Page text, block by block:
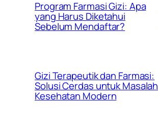
Program Farmasi Gizi: Apa
yang Harus Diketahui
Sebelum Mendaftar?
Gizi Terapeutik dan Farmasi:
Solusi Cerdas untuk Masalah
Kesehatan Modern